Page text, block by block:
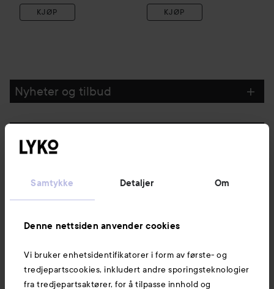
Samtykke Detaljer Om
Denne nettsiden anvender cookies
Vi bruker enhetsidentifikatorer i form av første- og
tredjepartscookies, inkludert andre sporingsteknologier
fra tredjepartsaktører, for å tilpasse innhold og
KJØP KJØP
Nyheter og tilbud
Kundeservice
Informasjon
Også av interesse